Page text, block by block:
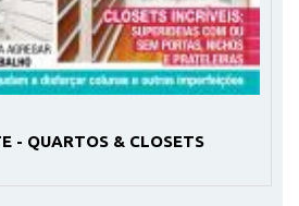
- QUARTOS & CLOSETS